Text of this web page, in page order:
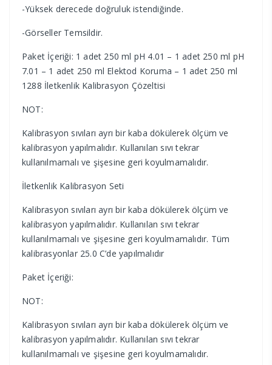
-Yüksek derecede doğruluk istendiğinde.
-Görseller Temsildir.
Paket İçeriği: 1 adet 250 ml pH 4.01 – 1 adet 250 ml pH
7.01 – 1 adet 250 ml Elektod Koruma – 1 adet 250 ml
1288 İletkenlik Kalibrasyon Çözeltisi
NOT:
Kalibrasyon sıvıları ayrı bir kaba dökülerek ölçüm ve
kalibrasyon yapılmalıdır. Kullanılan sıvı tekrar
kullanılmamalı ve şişesine geri koyulmamalıdır.
İletkenlik Kalibrasyon Seti
Kalibrasyon sıvıları ayrı bir kaba dökülerek ölçüm ve
kalibrasyon yapılmalıdır. Kullanılan sıvı tekrar
kullanılmamalı ve şişesine geri koyulmamalıdır. Tüm
kalibrasyonlar 25.0 C’de yapılmalıdır
Paket İçeriği:
NOT:
Kalibrasyon sıvıları ayrı bir kaba dökülerek ölçüm ve
kalibrasyon yapılmalıdır. Kullanılan sıvı tekrar
kullanılmamalı ve şişesine geri koyulmamalıdır.